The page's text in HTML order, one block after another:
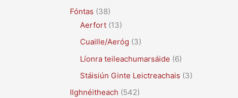
Fóntas (38)
Aerfort (13)
Cuaille/Aeróg (3)
Líonra teileachumarsáide (6)
Stáisiún Ginte Leictreachais (3)
Ilghnéitheach (542)